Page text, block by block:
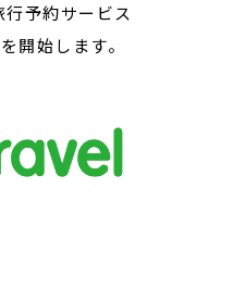
予約サービス
開始します。